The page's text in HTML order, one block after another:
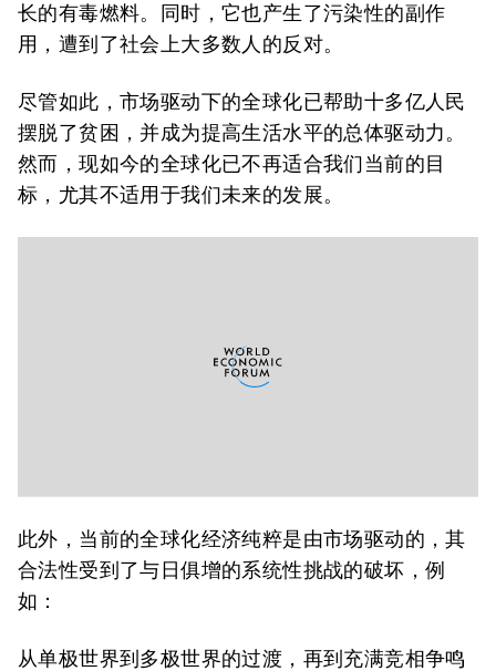
长的有毒燃料。同时，它也产生了污染性的副作
用，遭到了社会上大多数人的反对。
尽管如此，市场驱动下的全球化已帮助十多亿人民
摆脱了贫困，并成为提高生活水平的总体驱动力。
然而，现如今的全球化已不再适合我们当前的目
标，尤其不适用于我们未来的发展。
此外，当前的全球化经济纯粹是由市场驱动的，其
合法性受到了与日俱增的系统性挑战的破坏，例
如：
从单极世界到多极世界的过渡，再到充满竞相争鸣